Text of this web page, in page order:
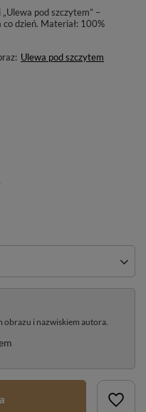
pod szczytem” –
dzień. Materiał: 100%
Ulewa pod szczytem
obrazu i nazwiskiem autora.